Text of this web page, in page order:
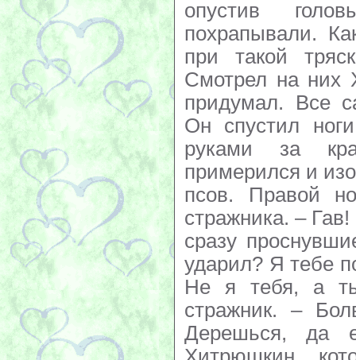
опустив
похрапывали.
при такой
Смотрел на них
придумал. Все
Он спустил
руками за
примерился и
псов. Правой
стражника. –
сразу
ударил? Я тебе
Не я тебя, а
стражник. –
Дерешься, да